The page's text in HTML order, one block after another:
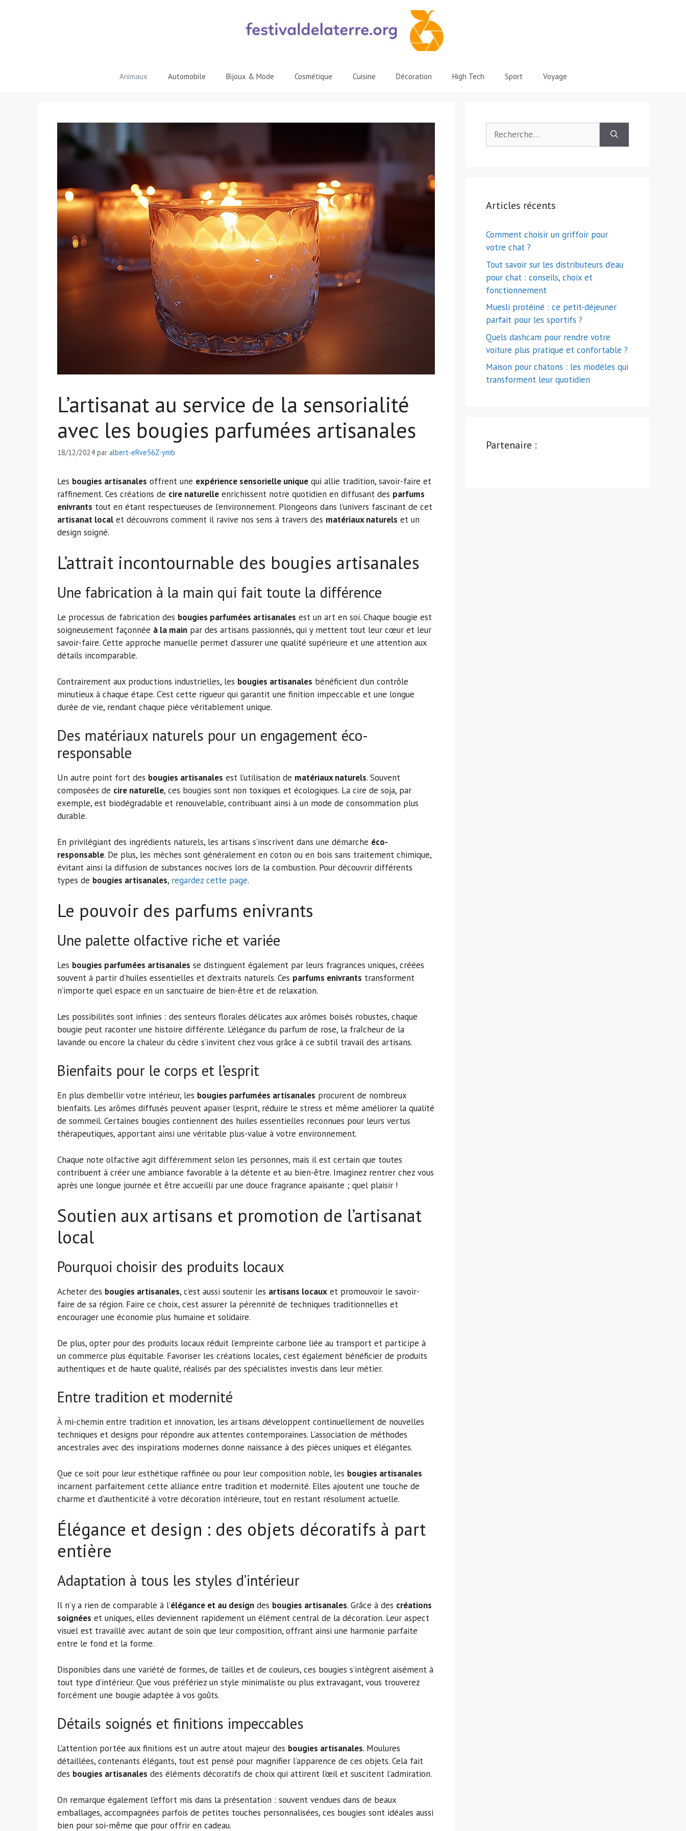
Animaux Automobile Bijoux & Mode Cosmétique Cuisine Décoration High Tech Sport Voyage
L’artisanat au service de la sensorialité
avec les bougies parfumées artisanales
18/12/2024 par albert-eRve56Z-ymb
Les bougies artisanales offrent une expérience sensorielle unique qui allie tradition, savoir-faire et
raffinement. Ces créations de cire naturelle enrichissent notre quotidien en diffusant des parfums
enivrants tout en étant respectueuses de l’environnement. Plongeons dans l’univers fascinant de cet
artisanat local et découvrons comment il ravive nos sens à travers des matériaux naturels et un
design soigné.
L’attrait incontournable des bougies artisanales
Une fabrication à la main qui fait toute la différence
Le processus de fabrication des bougies parfumées artisanales est un art en soi. Chaque bougie est
soigneusement façonnée à la main par des artisans passionnés, qui y mettent tout leur cœur et leur
savoir-faire. Cette approche manuelle permet d’assurer une qualité supérieure et une attention aux
détails incomparable.
Contrairement aux productions industrielles, les bougies artisanales bénéficient d’un contrôle
minutieux à chaque étape. C’est cette rigueur qui garantit une finition impeccable et une longue
durée de vie, rendant chaque pièce véritablement unique.
Des matériaux naturels pour un engagement éco-
responsable
Un autre point fort des bougies artisanales est l’utilisation de matériaux naturels. Souvent
composées de cire naturelle, ces bougies sont non toxiques et écologiques. La cire de soja, par
exemple, est biodégradable et renouvelable, contribuant ainsi à un mode de consommation plus
durable.
En privilégiant des ingrédients naturels, les artisans s’inscrivent dans une démarche éco-
responsable. De plus, les mèches sont généralement en coton ou en bois sans traitement chimique,
évitant ainsi la diffusion de substances nocives lors de la combustion. Pour découvrir différents
types de bougies artisanales, regardez cette page.
Le pouvoir des parfums enivrants
Une palette olfactive riche et variée
Les bougies parfumées artisanales se distinguent également par leurs fragrances uniques, créées
souvent à partir d’huiles essentielles et d’extraits naturels. Ces parfums enivrants transforment
n’importe quel espace en un sanctuaire de bien-être et de relaxation.
Les possibilités sont infinies : des senteurs florales délicates aux arômes boisés robustes, chaque
bougie peut raconter une histoire différente. L’élégance du parfum de rose, la fraîcheur de la
lavande ou encore la chaleur du cèdre s’invitent chez vous grâce à ce subtil travail des artisans.
Bienfaits pour le corps et l’esprit
En plus d’embellir votre intérieur, les bougies parfumées artisanales procurent de nombreux
bienfaits. Les arômes diffusés peuvent apaiser l’esprit, réduire le stress et même améliorer la qualité
de sommeil. Certaines bougies contiennent des huiles essentielles reconnues pour leurs vertus
thérapeutiques, apportant ainsi une véritable plus-value à votre environnement.
Chaque note olfactive agit différemment selon les personnes, mais il est certain que toutes
contribuent à créer une ambiance favorable à la détente et au bien-être. Imaginez rentrer chez vous
après une longue journée et être accueilli par une douce fragrance apaisante ; quel plaisir !
Soutien aux artisans et promotion de l’artisanat
local
Pourquoi choisir des produits locaux
Acheter des bougies artisanales, c’est aussi soutenir les artisans locaux et promouvoir le savoir-
faire de sa région. Faire ce choix, c’est assurer la pérennité de techniques traditionnelles et
encourager une économie plus humaine et solidaire.
De plus, opter pour des produits locaux réduit l’empreinte carbone liée au transport et participe à
un commerce plus équitable. Favoriser les créations locales, c’est également bénéficier de produits
authentiques et de haute qualité, réalisés par des spécialistes investis dans leur métier.
Entre tradition et modernité
À mi-chemin entre tradition et innovation, les artisans développent continuellement de nouvelles
techniques et designs pour répondre aux attentes contemporaines. L’association de méthodes
ancestrales avec des inspirations modernes donne naissance à des pièces uniques et élégantes.
Que ce soit pour leur esthétique raffinée ou pour leur composition noble, les bougies artisanales
incarnent parfaitement cette alliance entre tradition et modernité. Elles ajoutent une touche de
charme et d’authenticité à votre décoration intérieure, tout en restant résolument actuelle.
Élégance et design : des objets décoratifs à part
entière
Adaptation à tous les styles d’intérieur
Il n’y a rien de comparable à l’élégance et au design des bougies artisanales. Grâce à des créations
soignées et uniques, elles deviennent rapidement un élément central de la décoration. Leur aspect
visuel est travaillé avec autant de soin que leur composition, offrant ainsi une harmonie parfaite
entre le fond et la forme.
Disponibles dans une variété de formes, de tailles et de couleurs, ces bougies s’intègrent aisément à
tout type d’intérieur. Que vous préfériez un style minimaliste ou plus extravagant, vous trouverez
forcément une bougie adaptée à vos goûts.
Détails soignés et finitions impeccables
L’attention portée aux finitions est un autre atout majeur des bougies artisanales. Moulures
détaillées, contenants élégants, tout est pensé pour magnifier l’apparence de ces objets. Cela fait
des bougies artisanales des éléments décoratifs de choix qui attirent l’œil et suscitent l’admiration.
On remarque également l’effort mis dans la présentation : souvent vendues dans de beaux
emballages, accompagnées parfois de petites touches personnalisées, ces bougies sont idéales aussi
bien pour soi-même que pour offrir en cadeau.
Articles récents
Comment choisir un griffoir pour
votre chat ?
Tout savoir sur les distributeurs d’eau
pour chat : conseils, choix et
fonctionnement
Muesli protéiné : ce petit-déjeuner
parfait pour les sportifs ?
Quels dashcam pour rendre votre
voiture plus pratique et confortable ?
Maison pour chatons : les modèles qui
transforment leur quotidien
Partenaire :